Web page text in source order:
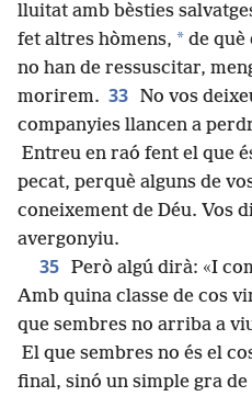
lluitat amb bèsties
fet altres hòmens, * de què
no han de ressuscitar,
morirem. 33 No vos
companyies llancen a
Entreu en raó fent el que
pecat, perquè alguns de
coneixement de Déu. Vos
avergonyiu.
35 Però algú dirà: «I
Amb quina classe de cos
que sembres no arriba a
El que sembres no és el
final, sinó un simple gra